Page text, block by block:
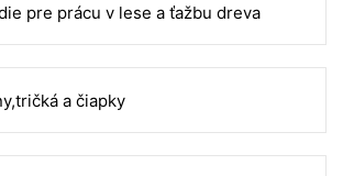
pre prácu v lese a ťažbu dreva
a čiapky